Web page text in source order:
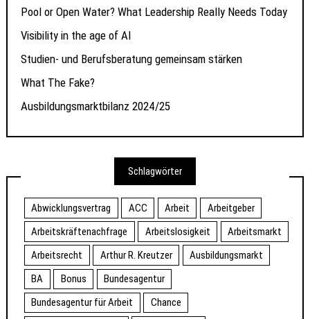
Pool or Open Water? What Leadership Really Needs Today
Visibility in the age of AI
Studien- und Berufsberatung gemeinsam stärken
What The Fake?
Ausbildungsmarktbilanz 2024/25
Schlagwörter
Abwicklungsvertrag ACC Arbeit
Arbeitgeber
Arbeitskräftenachfrage
Arbeitslosigkeit
Arbeitsmarkt
Arbeitsrecht
Arthur R. Kreutzer
Ausbildungsmarkt
BA
Bonus
Bundesagentur
Bundesagentur für Arbeit
Chance